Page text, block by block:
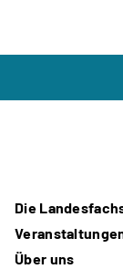
Die
Über uns